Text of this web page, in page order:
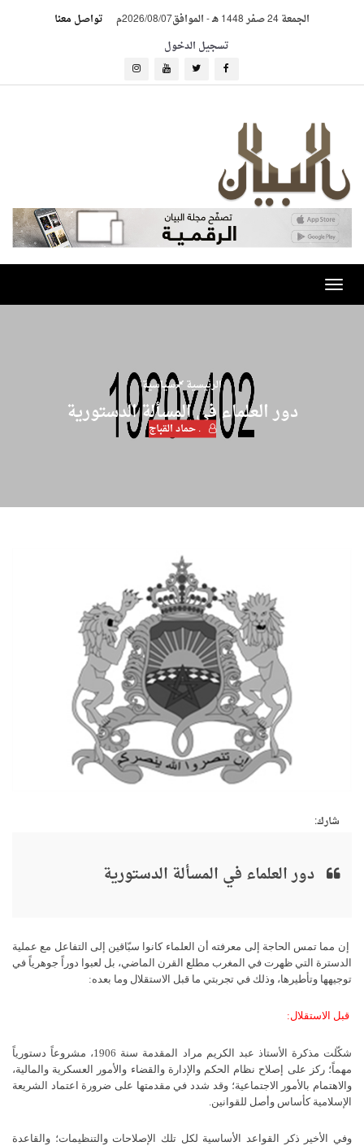
الجمعة 24 صفر 1448 هـ -الموافق2026/08/07م
تواصل معنا
تسجيل الدخول
Toggle
navigation
الرئيسية سياسية
دور العلماء في المسألة الدستورية
. حماد القباج
شارك:
دور العلماء في المسألة الدستورية
إن مما تمس الحاجة إلى معرفته أن العلماء كانوا سبّاقين إلى التفاعل مع عملية
الدسترة التي ظهرت في المغرب مطلع القرن الماضي، بل لعبوا دوراً جوهرياً في
توجيهها وتأطيرها، وذلك في تجربتي ما قبل الاستقلال وما بعده:
قبل الاستقلال:
شكّلت مذكرة الأستاذ عبد الكريم مراد المقدمة سنة 1906، مشروعاً دستورياً
مهماً؛ ركز على إصلاح نظام الحكم والإدارة والقضاء والأمور العسكرية والمالية،
والاهتمام بالأمور الاجتماعية؛ وقد شدد في مقدمتها على ضرورة اعتماد الشريعة
الإسلامية كأساس وأصل للقوانين.
وفي الأخير ذكر القواعد الأساسية لكل تلك الإصلاحات والتنظيمات؛ والقاعدة